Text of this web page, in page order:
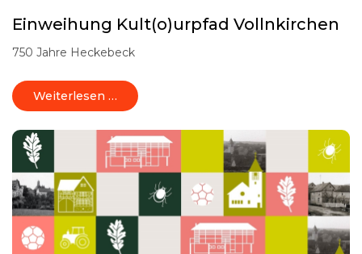
Einweihung Kult(o)urpfad Vollnkirchen
750 Jahre Heckebeck
Weiterlesen …